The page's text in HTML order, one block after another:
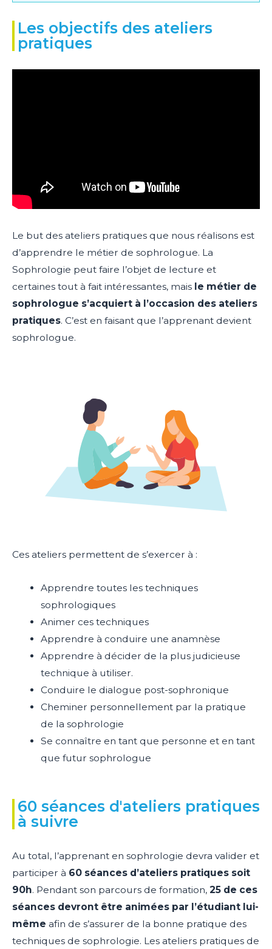
Les objectifs des ateliers
pratiques
Le but des ateliers pratiques que nous réalisons est
d’apprendre le métier de sophrologue. La
Sophrologie peut faire l’objet de lecture et
certaines tout à fait intéressantes, mais le métier de
sophrologue s’acquiert à l’occasion des ateliers
pratiques. C’est en faisant que l’apprenant devient
sophrologue.
Ces ateliers permettent de s’exercer à :
Apprendre toutes les techniques
sophrologiques
Animer ces techniques
Apprendre à conduire une anamnèse
Apprendre à décider de la plus judicieuse
technique à utiliser.
Conduire le dialogue post-sophronique
Cheminer personnellement par la pratique
de la sophrologie
Se connaître en tant que personne et en tant
que futur sophrologue
60 séances d'ateliers pratiques
à suivre
Au total, l’apprenant en sophrologie devra valider et
participer à 60 séances d’ateliers pratiques soit
90h. Pendant son parcours de formation, 25 de ces
séances devront être animées par l’étudiant lui-
même afin de s’assurer de la bonne pratique des
techniques de sophrologie. Les ateliers pratiques de